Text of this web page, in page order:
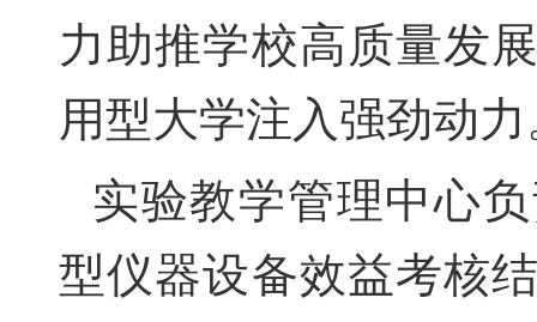
力助推学校高质量发
用型大学注入强劲动力
实验教学管理中心
型仪器设备效益考核